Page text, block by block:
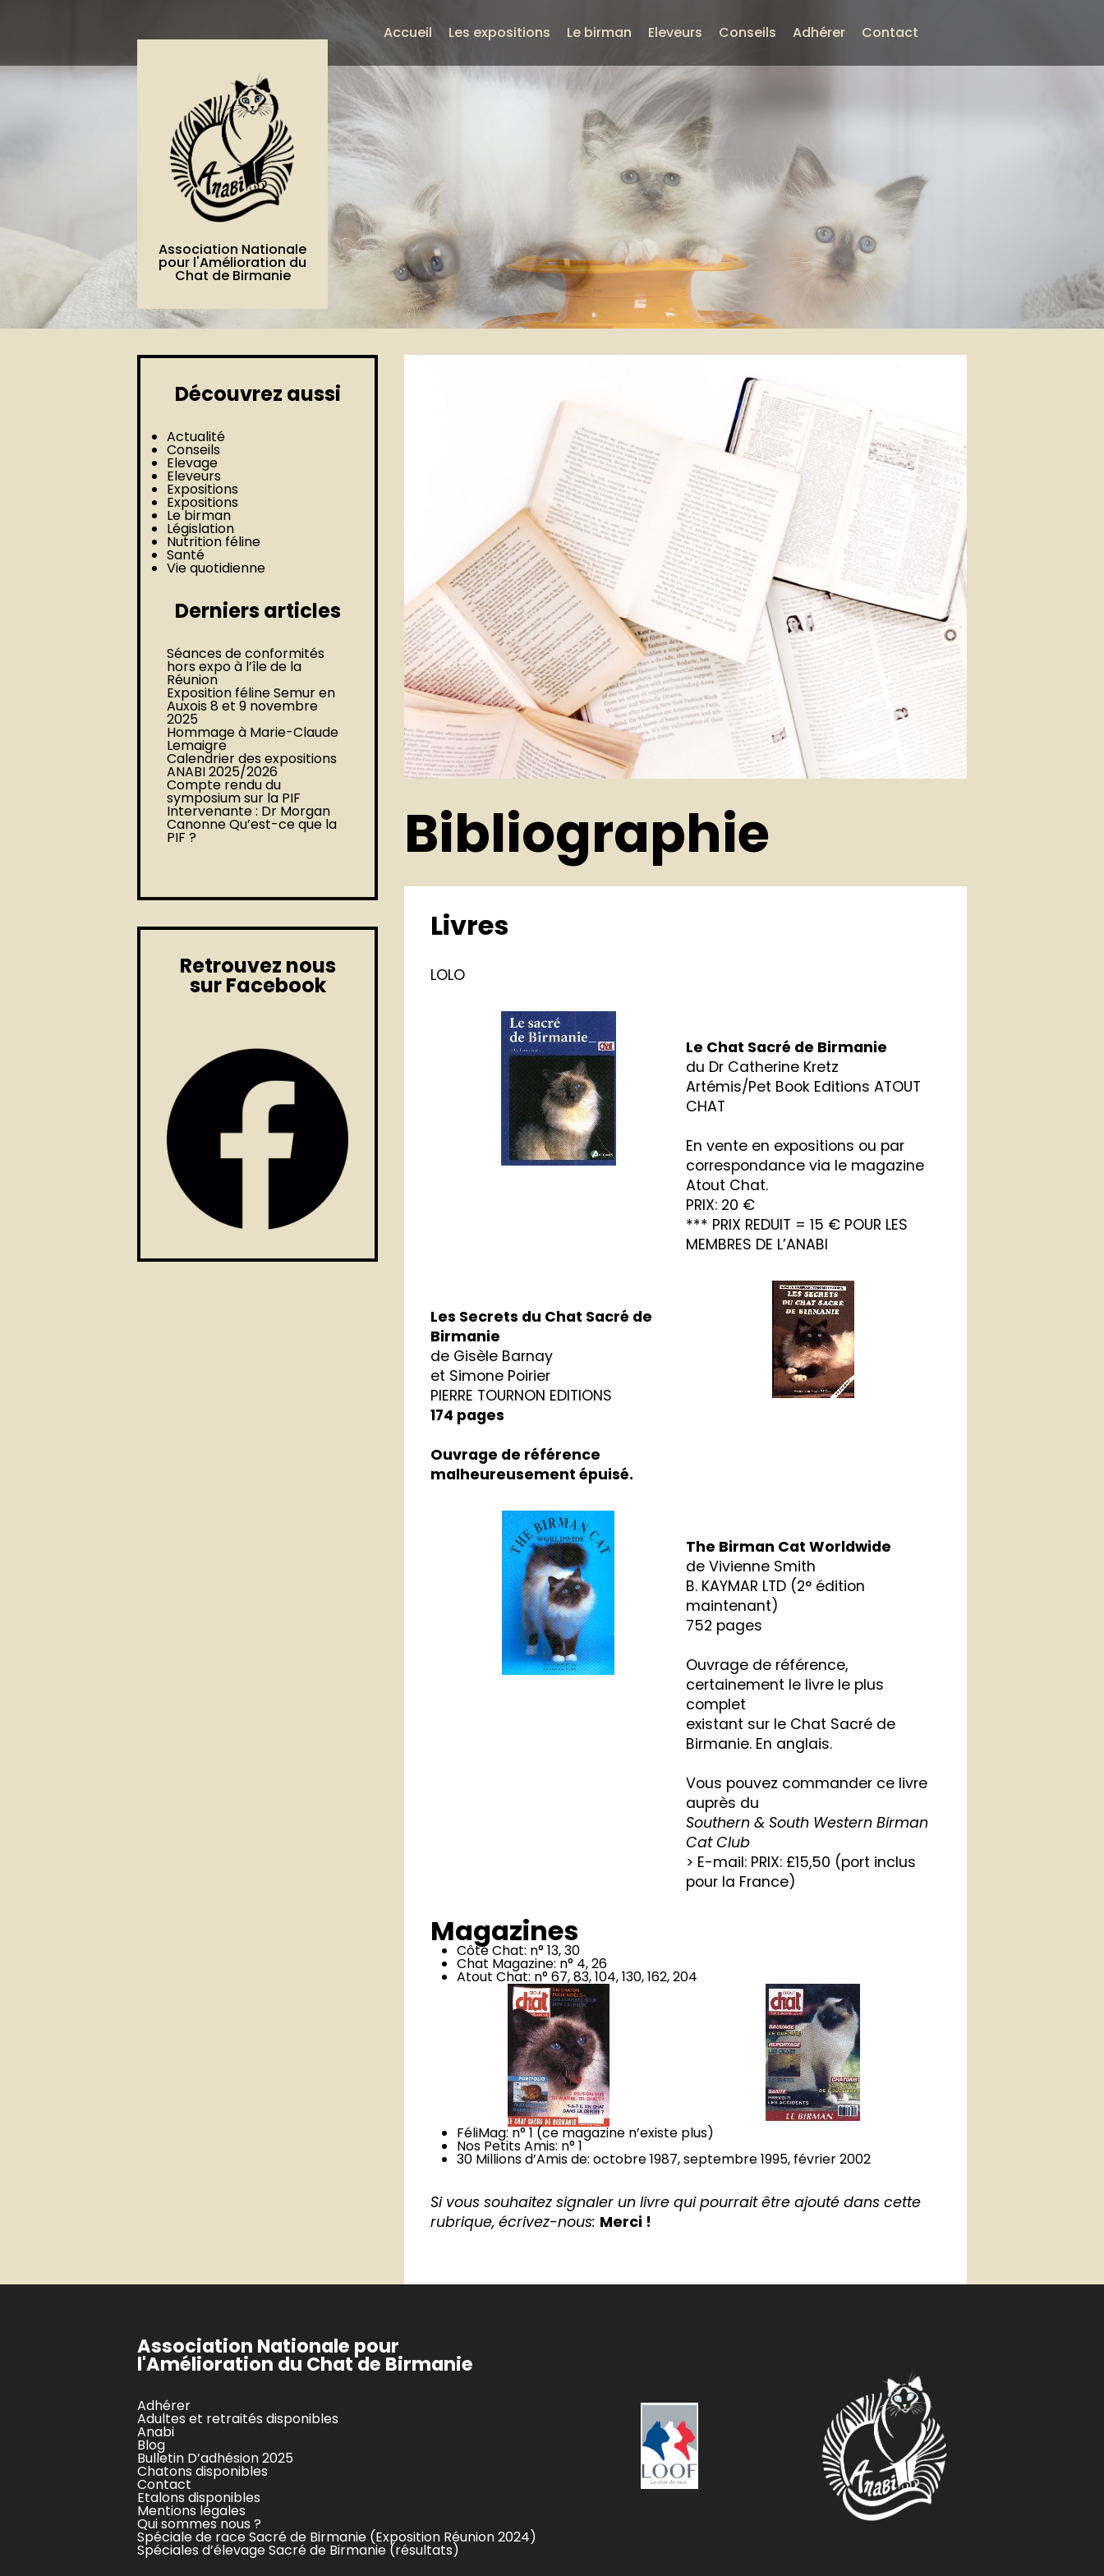
Association Nationale
pour l'Amélioration du
Chat de Birmanie
Accueil Les expositions Le birman Eleveurs Conseils Adhérer Contact
Découvrez aussi
Actualité
Conseils
Elevage
Eleveurs
Expositions
Expositions
Le birman
Législation
Nutrition féline
Santé
Vie quotidienne
Derniers articles
Séances de conformités
hors expo à l’île de la
Réunion
Exposition féline Semur en
Auxois 8 et 9 novembre
2025
Hommage à Marie-Claude
Lemaigre
Calendrier des expositions
ANABI 2025/2026
Compte rendu du
symposium sur la PIF
Intervenante : Dr Morgan
Canonne Qu’est-ce que la
PIF ?
Retrouvez nous
sur Facebook
Bibliographie
Livres
LOLO
Le Chat Sacré de Birmanie
du Dr Catherine Kretz
Artémis/Pet Book Editions ATOUT
CHAT
En vente en expositions ou par
correspondance via le magazine
Atout Chat.
PRIX: 20 €
*** PRIX REDUIT = 15 € POUR LES
MEMBRES DE L’ANABI
Les Secrets du Chat Sacré de
Birmanie
de Gisèle Barnay
et Simone Poirier
PIERRE TOURNON EDITIONS
174 pages
Ouvrage de référence
malheureusement épuisé.
The Birman Cat Worldwide
de Vivienne Smith
B. KAYMAR LTD (2° édition
maintenant)
752 pages
Ouvrage de référence,
certainement le livre le plus
complet
existant sur le Chat Sacré de
Birmanie. En anglais.
Vous pouvez commander ce livre
auprès du
Southern & South Western Birman
Cat Club
> E-mail: PRIX: £15,50 (port inclus
pour la France)
Magazines
Côté Chat: n° 13, 30
Chat Magazine: n° 4, 26
Atout Chat: n° 67, 83, 104, 130, 162, 204
FéliMag: n° 1 (ce magazine n’existe plus)
Nos Petits Amis: n° 1
30 Millions d’Amis de: octobre 1987, septembre 1995, février 2002
Si vous souhaitez signaler un livre qui pourrait être ajouté dans cette
rubrique, écrivez-nous: Merci !
Association Nationale pour
l'Amélioration du Chat de Birmanie
Adhérer
Adultes et retraités disponibles
Anabi
Blog
Bulletin D’adhésion 2025
Chatons disponibles
Contact
Etalons disponibles
Mentions légales
Qui sommes nous ?
Spéciale de race Sacré de Birmanie (Exposition Réunion 2024)
Spéciales d’élevage Sacré de Birmanie (résultats)